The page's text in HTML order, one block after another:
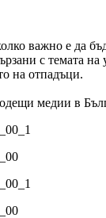
важно е да
с темата на
на отпадъци.
медии в